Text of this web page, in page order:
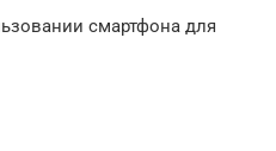
смартфона для